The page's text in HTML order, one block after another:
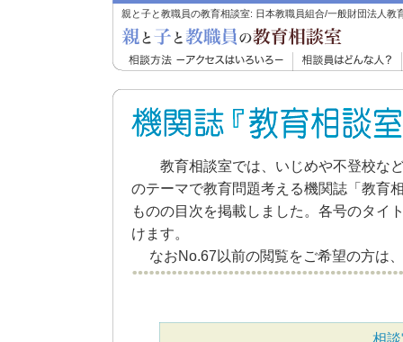
親と子と教職員の教育相談室: 日本教職員組合/一般財団法人
教育相談室では、いじめや不登校など
のテーマで教育問題考える機関誌「教育
ものの目次を掲載しました。各号のタイ
けます。
なおNo.67以前の閲覧をご希望の方は
相